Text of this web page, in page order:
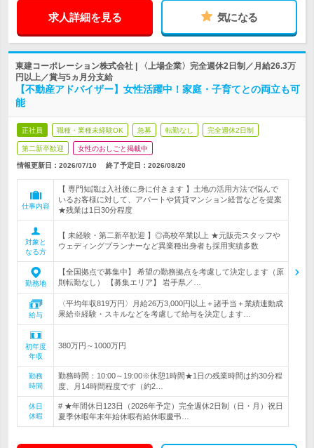
求人詳細を見る 気になる
東建コーポレーション株式会社 | 〈上場企業〉完全週休2日制／月給26.3万
円以上／賞与5ヵ月分支給
【不動産アドバイザー】女性活躍中！家庭・子育てとの両立も可
能
正社員 職種・業種未経験OK 急募 転勤なし 完全週休2日制
第二新卒歓迎 女性のおしごと掲載中
情報更新日：2026/07/10 終了予定日： 2026/08/20
仕事内容
【 専門知識は入社後に身に付きます 】土地の活用方法で悩んで
いるお客様に対して、アパートや賃貸マンション経営などを提案
★残業は1日30分程度
対象と
なる方
【 未経験・第二新卒歓迎 】◎高校卒業以上 ★元販売スタッフや
ウェディングプランナーなど異業種出身者も採用実績多数
勤務地
【全国拠点で募集中】 希望の勤務拠点を考慮して決定します（原
則転勤なし） 【募集エリア】 岩手県／…
給与
〈平均年収819万円〉月給26万3,000円以上＋諸手当＋業績連動成
果給※経験・スキルなどを考慮して給与を決定します…
初年度
年収
380万円～1000万円
勤務
時間
勤務時間：10:00～19:00※休憩1時間★1日の残業時間は約30分程
度、月14時間程度です（約2…
休日
休暇
# ★年間休日123日（2026年予定）完全週休2日制（日・月）祝日
夏季休暇年末年始休暇有給休暇慶弔…